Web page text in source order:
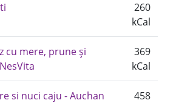
260
kCal
cu mere, prune și
369
kCal
si nuci caju - Auchan
458